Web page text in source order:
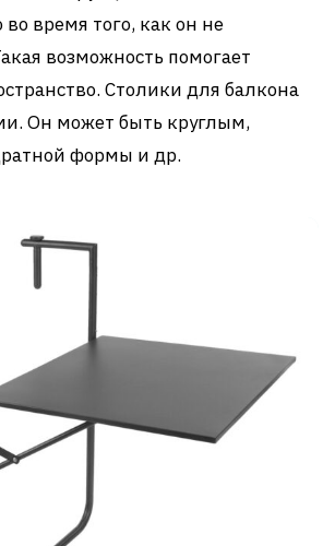
время того, как он не
возможность помогает
Столики для балкона
Он может быть круглым,
формы и др.